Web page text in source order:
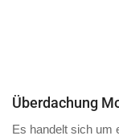
Überdachung
Es handelt sich um